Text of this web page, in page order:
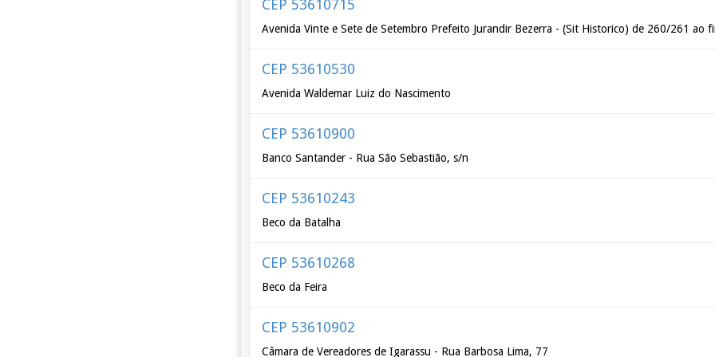
CEP 53610715
Avenida Vinte e Sete de Setembro Prefeito Jurandir Bezerra - (Sit Historico) de 260/261 ao
CEP 53610530
Avenida Waldemar Luiz do Nascimento
CEP 53610900
Banco Santander - Rua São Sebastião, s/n
CEP 53610243
Beco da Batalha
CEP 53610268
Beco da Feira
CEP 53610902
Câmara de Vereadores de Igarassu - Rua Barbosa Lima, 77